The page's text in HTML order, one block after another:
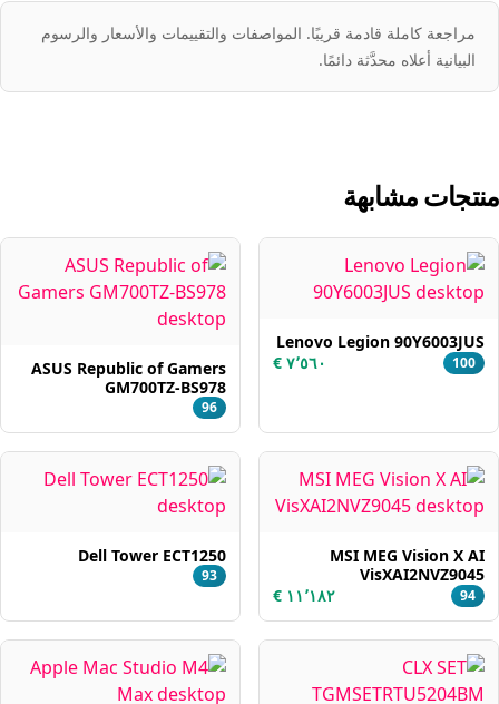
مراجعة كاملة قادمة قريبًا. المواصفات والتقييمات والأسعار والرسوم
البيانية أعلاه محدَّثة دائمًا.
منتجات مشابهة
Lenovo Legion 90Y6003JUS
100
ASUS Republic of Gamers
GM700TZ-BS978
96
MSI MEG Vision X AI
VisXAI2NVZ9045
94
Dell Tower ECT1250
93